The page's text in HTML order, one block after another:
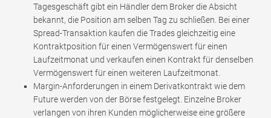
Tagesgeschäft gibt ein Händler dem Broker die Absicht
bekannt, die Position am selben Tag zu schließen. Bei einer
Spread-Transaktion kaufen die Trades gleichzeitig eine
Kontraktposition für einen Vermögenswert für einen
Laufzeitmonat und verkaufen einen Kontrakt für denselben
Vermögenswert für einen weiteren Laufzeitmonat.
Margin-Anforderungen in einem Derivatkontrakt wie dem
Future werden von der Börse festgelegt. Einzelne Broker
verlangen von ihren Kunden möglicherweise eine größere